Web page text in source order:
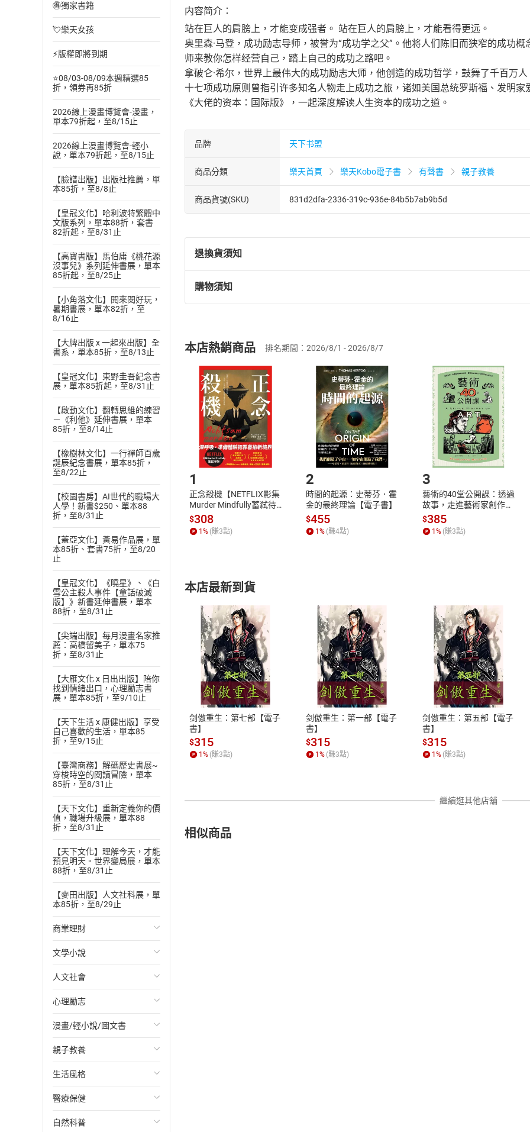
🉐獨家書籍
💘樂天女孩
⚡版權即將到期
⭐08/03-08/09本週精選85
折，領券再85折
2026線上漫畫博覽會-漫畫，
單本79折起，至8/15止
2026線上漫畫博覽會-輕小
說，單本79折起，至8/15止
【臉譜出版】出版社推薦，單
本85折，至8/8止
【皇冠文化】哈利波特繁體中
文版系列，單本88折，套書
82折起，至8/31止
【高寶書版】馬伯庸《桃花源
沒事兒》系列延伸書展，單本
85折起，至8/25止
【小角落文化】閱來閱好玩，
暑期書展，單本82折，至
8/16止
【大牌出版 x 一起來出版】全
書系，單本85折，至8/13止
【皇冠文化】東野圭吾紀念書
展，單本85折起，至8/31止
【啟動文化】翻轉思維的練習
－《利他》延伸書展，單本
85折，至8/14止
【橡樹林文化】一行禪師百歲
誕辰紀念書展，單本85折，
至8/22止
【校園書房】AI世代的職場大
人學！新書$250、單本88
折，至8/31止
【蓋亞文化】黃易作品展，單
本85折、套書75折，至8/20
止
【皇冠文化】《曉星》、《白
雪公主殺人事件【童話破滅
版】》新書延伸書展，單本
88折，至8/31止
【尖端出版】每月漫畫名家推
薦：高橋留美子，單本75
折，至8/31止
【大雁文化 x 日出出版】陪你
找到情緒出口，心理勵志書
展，單本85折，至9/10止
【天下生活 x 康健出版】享受
自己喜歡的生活，單本85
折，至9/15止
【臺灣商務】解碼歷史書展~
穿梭時空的閱讀冒險，單本
85折，至8/31止
【天下文化】重新定義你的價
值，職場升級展，單本88
折，至8/31止
【天下文化】理解今天，才能
預見明天。世界變局展，單本
88折，至8/31止
【麥田出版】人文社科展，單
本85折，至8/29止
商業理財
投資理財
經濟/趨勢
財務/金融
管理/領導
職場工作術
成功法
行銷/廣告
傳記
文學小說
歐美文學
日本文學
韓國文學
華文文學
經典文學
成長/家庭生活小說
懸疑/推理小說
人文社會
國際關係
政治
社會科學
台灣/中國歷史
日/韓歷史
其他歷史/史學
心理勵志
心靈成長/情緒
人際關係
兩性關係
心理學
漫畫/輕小說/圖文書
輕小說
奇幻/科幻
愛情故事
職場/社會寫實
親子教養
教育現場
兒童文學/故事
兒童科普/學習
生活風格
飲食/食譜
健身/美顏
醫療保健
健康/養生
自然科普
内容简介：
站在巨人的肩膀上，才能变成强者。 站在巨人的肩膀上，才能看得更远。
奥里森·马登，成功励志导师，被誉为“成功学之父”。他将人们陈旧而狭窄的成功
师来教你怎样经营自己，踏上自己的成功之路吧。
拿破仑·希尔，世界上最伟大的成功励志大师，他创造的成功哲学，鼓舞了千百万
十七项成功原则曾指引许多知名人物走上成功之旅，诸如美国总统罗斯福、发明
《大佬的资本：国际版》，一起深度解读人生资本的成功之道。
品牌 天下书盟
商品分類 樂天首頁 樂天Kobo電子書 有聲書 親子教養
商品貨號(SKU) 831d2dfa-2336-319c-936e-84b5b7ab9b5d
退換貨須知
退換貨規定：
(一)依消費者保護法第19條第1項後段暨通訊交易解除權合理例外情事適用
(二)消費者訂購本店鋪之商品即代表知悉本店鋪所銷售之商品為電子書，
且已下載/存取電子書，不得請求退貨退款。
退貨方式：您欲取消訂單或辦理退貨時，請登入樂天市場，並於「我的訂單
貨」，本店鋪將依您的申請進行審核，待審核通過後將為您辦理退款事宜。
請注意，樂天市場須以整筆訂單為單位進行取消/退貨，恕無法以單支商品取
購物須知
挑選商品
Choose
放入購物車
Shopping cart
登入帳號
Login
購書後，如何開始使用？
Step1.選擇閱讀載具 Step2.登入
付款方式
ATM轉帳、信用卡、LINE PAY、AFTEE
退換貨規範
本店是否提供消費者保護法七日猶
之權利，遽消費者保護法及通訊交
除權合理例外情事適用準則，依商
質各有不同規定。詳細退換貨說明
照各商品說明。
本店熱銷商品 排名期間：2026/8/1 - 2026/8/7
1
正念殺機【NETFLIX影集
Murder Mindfully蓄弒待
發】【電子書】
$308
1% (賺3點)
2
時間的起源：史蒂芬．霍
金的最終理論【電子書】
$455
1% (賺4點)
3
藝術的40堂公開課：透過
故事，走進藝術家創作現
場，看藝術如何誕生、如
何形塑人類生活【電子
書】
$385
1% (賺3點)
本店最新到貨
剑傲重生：第七部【電子
書】
$315
1 % (賺3點)
剑傲重生：第一部【電子
書】
$315
1 % (賺3點)
剑傲重生：第五部【電子
書】
$315
1 % (賺3點)
繼續逛其他店舖
相似商品